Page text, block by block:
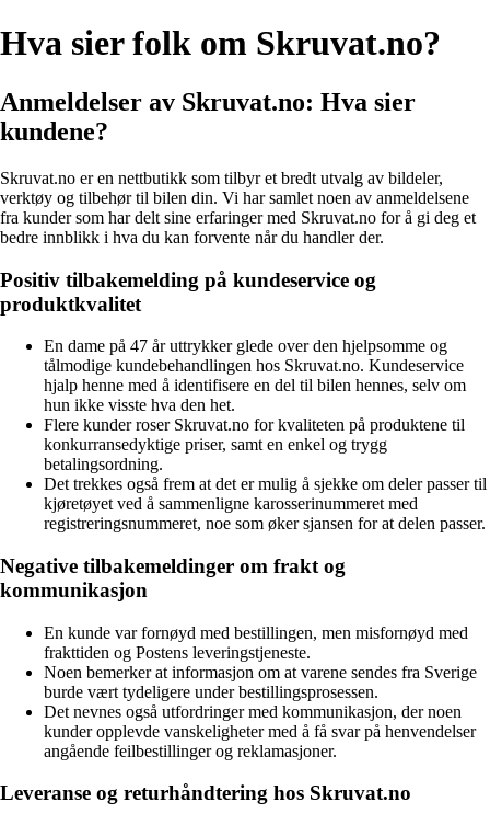
Hva sier folk om Skruvat.no?
Anmeldelser av Skruvat.no: Hva sier
kundene?
Skruvat.no er en nettbutikk som tilbyr et bredt utvalg av bildeler,
verktøy og tilbehør til bilen din. Vi har samlet noen av anmeldelsene
fra kunder som har delt sine erfaringer med Skruvat.no for å gi deg et
bedre innblikk i hva du kan forvente når du handler der.
Positiv tilbakemelding på kundeservice og
produktkvalitet
En dame på 47 år uttrykker glede over den hjelpsomme og
tålmodige kundebehandlingen hos Skruvat.no. Kundeservice
hjalp henne med å identifisere en del til bilen hennes, selv om
hun ikke visste hva den het.
Flere kunder roser Skruvat.no for kvaliteten på produktene til
konkurransedyktige priser, samt en enkel og trygg
betalingsordning.
Det trekkes også frem at det er mulig å sjekke om deler passer til
kjøretøyet ved å sammenligne karosserinummeret med
registreringsnummeret, noe som øker sjansen for at delen passer.
Negative tilbakemeldinger om frakt og
kommunikasjon
En kunde var fornøyd med bestillingen, men misfornøyd med
frakttiden og Postens leveringstjeneste.
Noen bemerker at informasjon om at varene sendes fra Sverige
burde vært tydeligere under bestillingsprosessen.
Det nevnes også utfordringer med kommunikasjon, der noen
kunder opplevde vanskeligheter med å få svar på henvendelser
angående feilbestillinger og reklamasjoner.
Leveranse og returhåndtering hos Skruvat.no